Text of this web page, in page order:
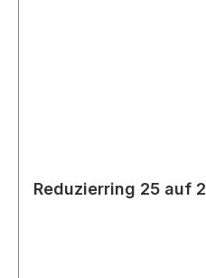
Reduzierring 25 auf